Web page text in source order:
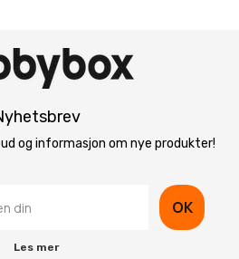
og informasjon om nye produkter!
OK
Les mer